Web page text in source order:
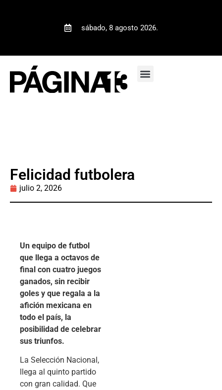
sábado, 8 agosto 2026.
Felicidad futbolera
julio 2, 2026
Un equipo de futbol
que llega a octavos de
final con cuatro juegos
ganados, sin recibir
goles y que regala a la
afición mexicana en
todo el país, la
posibilidad de celebrar
sus triunfos.
La Selección Nacional,
llega al quinto partido
con gran calidad. Que